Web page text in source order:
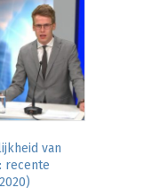
van
recente